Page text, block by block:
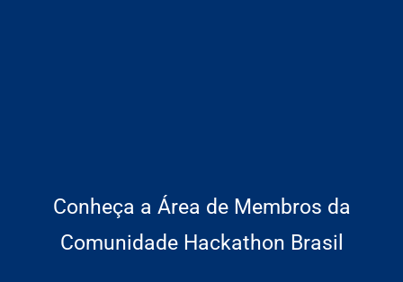
Conheça a Área de Membros da
Comunidade Hackathon Brasil